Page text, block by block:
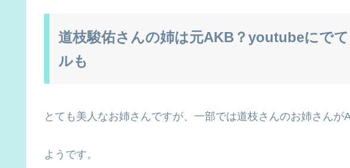
道枝駿佑さんの姉は元AKB？youtubeにで
ルも
とても美人なお姉さんですが、一部では道枝さんのお姉さんが
ようです。